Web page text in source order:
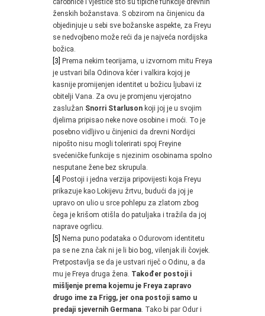
čarobnice i vještice što su tipične funkcije drevnih
ženskih božanstava. S obzirom na činjenicu da
objedinjuje u sebi sve božanske aspekte, za Freyu
se nedvojbeno može reći da je najveća nordijska
božica.
[3]
Prema nekim teorijama, u izvornom mitu Freya
je ustvari bila Odinova kćer i valkira kojoj je
kasnije promijenjen identitet u božicu ljubavi iz
obitelji Vana. Za ovu je promjenu vjerojatno
zaslužan Snorri Starluson koji joj je u svojim
djelima pripisao neke nove osobine i moći. To je
posebno vidljivo u činjenici da drevni Nordijci
nipošto nisu mogli tolerirati spoj Freyine
svećeničke funkcije s njezinim osobinama spolno
nesputane žene bez skrupula.
[4] Postoji i jedna verzija pripovijesti koja Freyu
prikazuje kao Lokijevu žrtvu, budući da joj je
upravo on ulio u srce pohlepu za zlatom zbog
čega je krišom otišla do patuljaka i tražila da joj
naprave ogrlicu.
[5]
Nema puno podataka o Odurovom identitetu
pa se ne zna čak ni je li bio bog, vilenjak ili čovjek.
Pretpostavlja se da je ustvari riječ o Odinu, a da
mu je Freya druga žena. Također postoji i
mišljenje prema kojemu je Freya zapravo
drugo ime za Frigg, jer ona postoji samo u
predaji sjevernih Germana. Tako bi par Odur i